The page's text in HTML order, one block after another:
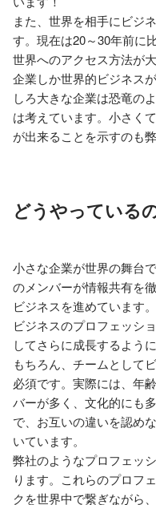
また、世界を相手にビジ
す。現在は20～30年前に
世界へのアクセス方法が
企業しか世界的ビジネス
しろ大きな企業は恐竜の
は考えています。小さく
が出来ることを示すのも
どうやっている
小さな企業が世界の舞台
のメンバーが情報共有を
ビジネスを進めています
ビジネスのプロフェッシ
してさらに成長するよう
もちろん、チームとして
必須です。実際には、年
バーが多く、文化的にも
で、お互いの違いを認め
いています。
弊社のようなプロフェッ
ります。これらのプロフ
クを世界中で繋ぎながら